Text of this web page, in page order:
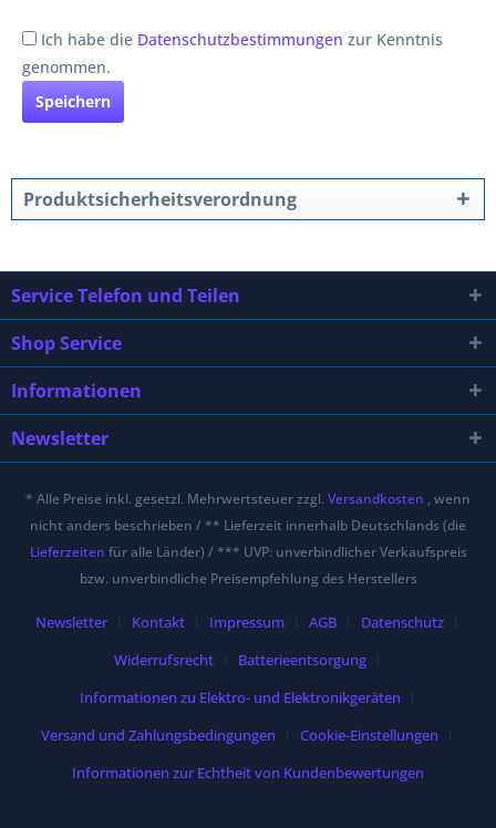
Ich habe die Datenschutzbestimmungen zur Kenntnis
genommen.
Speichern
Produktsicherheitsverordnung
Service Telefon und Teilen
Shop Service
Informationen
Newsletter
* Alle Preise inkl. gesetzl. Mehrwertsteuer zzgl. Versandkosten , wenn
nicht anders beschrieben / ** Lieferzeit innerhalb Deutschlands (die
Lieferzeiten für alle Länder) / *** UVP: unverbindlicher Verkaufspreis
bzw. unverbindliche Preisempfehlung des Herstellers
Newsletter Kontakt Impressum AGB
Datenschutz
Widerrufsrecht
Batterieentsorgung
Informationen zu Elektro- und Elektronikgeräten
Versand und Zahlungsbedingungen
Cookie-Einstellungen
Informationen zur Echtheit von Kundenbewertungen